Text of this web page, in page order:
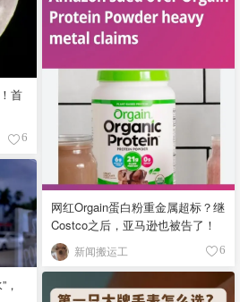
首
6
网红Orgain蛋白粉重金属超标？继
Costco之后，亚马逊也被告了！
新闻搬运工 6